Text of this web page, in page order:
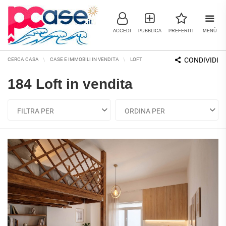
ACCEDI PUBBLICA PREFERITI MENÙ
CONDIVIDI
APPARTAMENTI
MONOLOCALI
BILOCALI
TRILOCALI
QUADRILOCALI
CAPANNONI
LABORATORI
LOCALI
COMMERCIALI
MAGAZZINI
NEGOZI
UFFICI
APPARTAMENTI ALL'ASTA
APPARTAMENTI NUOVI
APPARTAMENTI
RISTRUTTURATI
APPARTAMENTI VICINO ALLA
METROPOLITANA
CERCA CASA CASE E IMMOBILI IN VENDITA LOFT ANNUNCI
184 Loft in vendita